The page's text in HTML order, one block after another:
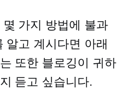
가지 방법에 불과
알고 계시다면 아래
또한 블로깅이 귀하
듣고 싶습니다.